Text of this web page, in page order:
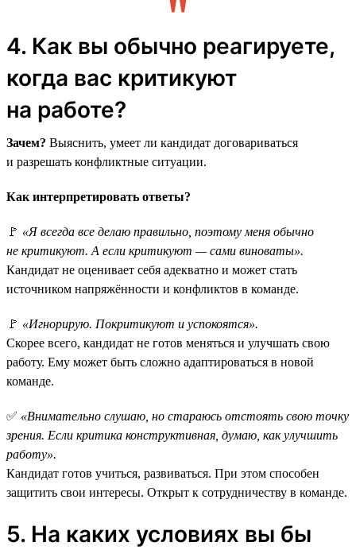
4. Как вы обычно реагируете,
когда вас критикуют
на работе?
Зачем? Выяснить, умеет ли кандидат договариваться
и разрешать конфликтные ситуации.
Как интерпретировать ответы?
🚩 «Я всегда все делаю правильно, поэтому меня обычно
не критикуют. А если критикуют — сами виноваты».
Кандидат не оценивает себя адекватно и может стать
источником напряжённости и конфликтов в команде.
🚩 «Игнорирую. Покритикуют и успокоятся».
Скорее всего, кандидат не готов меняться и улучшать свою
работу. Ему может быть сложно адаптироваться в новой
команде.
✅ «Внимательно слушаю, но стараюсь отстоять свою точку
зрения. Если критика конструктивная, думаю, как улучшить
работу».
Кандидат готов учиться, развиваться. При этом способен
защитить свои интересы. Открыт к сотрудничеству в команде.
5. На каких условиях вы бы